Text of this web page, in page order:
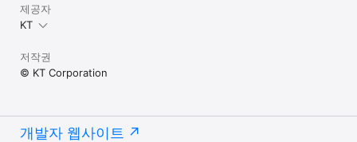
제공자
KT
저작권
© KT Corporation
개발자 웹사이트